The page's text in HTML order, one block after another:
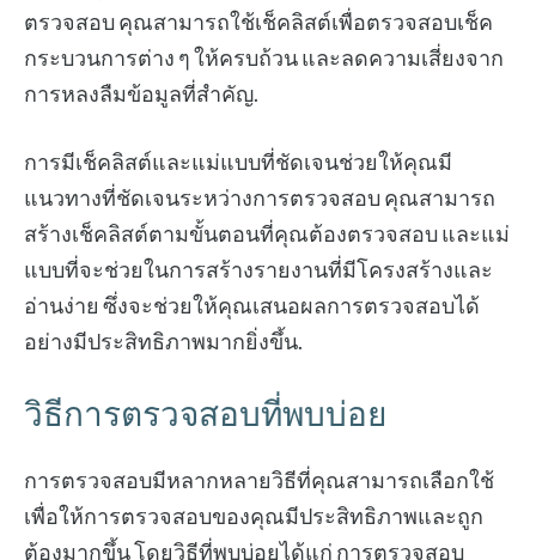
ตรวจสอบ คุณสามารถใช้เช็คลิสต์เพื่อตรวจสอบเช็ค
กระบวนการต่าง ๆ ให้ครบถ้วน และลดความเสี่ยงจาก
การหลงลืมข้อมูลที่สำคัญ.
การมีเช็คลิสต์และแม่แบบที่ชัดเจนช่วยให้คุณมี
แนวทางที่ชัดเจนระหว่างการตรวจสอบ คุณสามารถ
สร้างเช็คลิสต์ตามขั้นตอนที่คุณต้องตรวจสอบ และแม่
แบบที่จะช่วยในการสร้างรายงานที่มีโครงสร้างและ
อ่านง่าย ซึ่งจะช่วยให้คุณเสนอผลการตรวจสอบได้
อย่างมีประสิทธิภาพมากยิ่งขึ้น.
วิธีการตรวจสอบที่พบบ่อย
การตรวจสอบมีหลากหลายวิธีที่คุณสามารถเลือกใช้
เพื่อให้การตรวจสอบของคุณมีประสิทธิภาพและถูก
ต้องมากขึ้น โดยวิธีที่พบบ่อยได้แก่ การตรวจสอบ